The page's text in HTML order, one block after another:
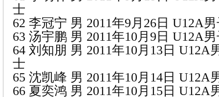
士
62 李冠宁 男 2011年9月26日 U12A
63 汤宇鹏 男 2011年10月9日 U12A
64 刘知朋 男 2011年10月13日 U12A
士
65 沈凯峰 男 2011年10月14日 U12A
66 夏奕鸿 男 2011年10月15日 U12A